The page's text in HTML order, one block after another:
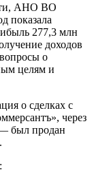
АНО ВО
показала
277,3 млн
доходов
о
целям и
о сделках с
через
был продан